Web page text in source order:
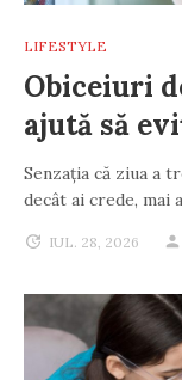
LIFESTYLE
Obiceiuri
ajută să
Senzația că ziua a
decât ai crede, mai
IUL. 28, 2026